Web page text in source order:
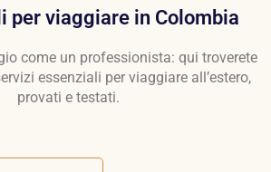
per viaggiare in Colombia
come un professionista: qui troverete
essenziali per viaggiare all’estero,
provati e testati.